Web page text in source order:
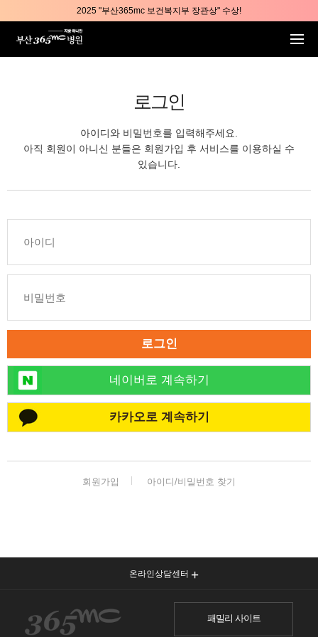
2025 "부산365mc 보건복지부 장관상" 수상!
부산365mc병원, 8/15(토) 광복절 정상진료
로그인
아이디와 비밀번호를 입력해주세요.
아직 회원이 아니신 분들은 회원가입 후 서비스를 이용하실 수
있습니다.
로그인
네이버로 계속하기
카카오로 계속하기
회원가입 아이디/비밀번호 찾기
온라인상담센터
패밀리 사이트